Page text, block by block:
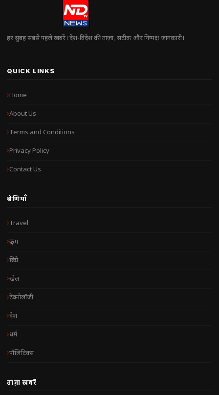
हर सुबह सबसे पहले खबरें। देश-विदेश की ताज़ा, सटीक और निष्पक्ष जानकारी।
QUICK LINKS
Home
About Us
Terms and Conditions
Privacy Policy
Contact Us
श्रेणियाँ
Travel
क्राइम
क्रिप्टो
खेल
टेक्नोलॉजी
देश
धर्म
पॉलिटिक्स
ताज़ा खबरें